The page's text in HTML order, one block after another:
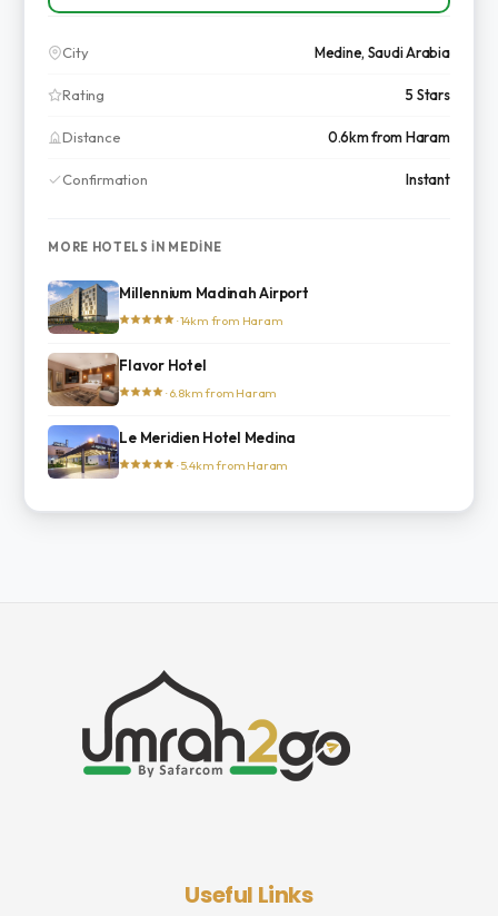
City Medine, Saudi Arabia
Rating 5 Stars
Distance 0.6km from Haram
Confirmation Instant
MORE HOTELS IN MEDINE
Millennium Madinah Airport
· 14km from Haram
Flavor Hotel
· 6.8km from Haram
Le Meridien Hotel Medina
· 5.4km from Haram
Useful Links